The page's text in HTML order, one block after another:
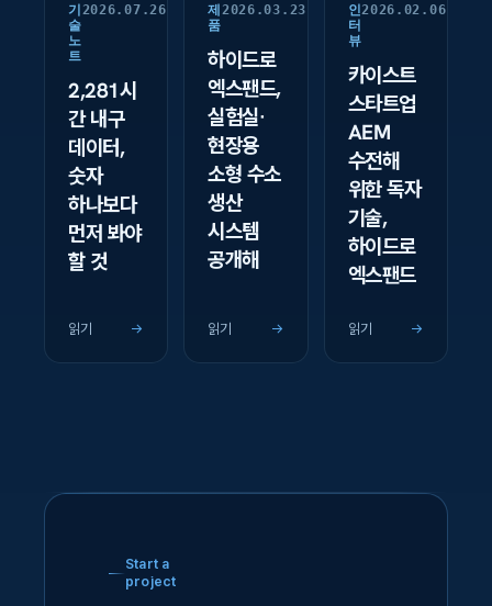
기
술
노
트
2026.07.26
2,281시
간 내구
데이터,
숫자
하나보다
먼저 봐야
할 것
읽기 →
제
품
2026.03.23
하이드로
엑스팬드,
실험실·
현장용
소형 수소
생산
시스템
공개해
읽기 →
인
터
뷰
2026.02.06
카이스트
스타트업
AEM
수전해
위한 독자
기술,
하이드로
엑스팬드
읽기 →
Start a
project